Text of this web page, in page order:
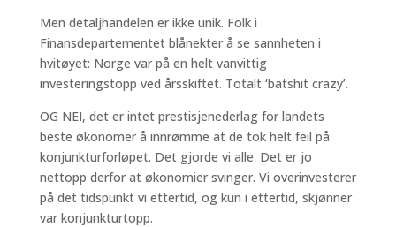
Men detaljhandelen er ikke unik. Folk i
Finansdepartementet blånekter å se sannheten i
hvitøyet: Norge var på en helt vanvittig
investeringstopp ved årsskiftet. Totalt ‘batshit crazy’.
OG NEI, det er intet prestisjenederlag for landets
beste økonomer å innrømme at de tok helt feil på
konjunkturforløpet. Det gjorde vi alle. Det er jo
nettopp derfor at økonomier svinger. Vi overinvesterer
på det tidspunkt vi ettertid, og kun i ettertid, skjønner
var konjunkturtopp.